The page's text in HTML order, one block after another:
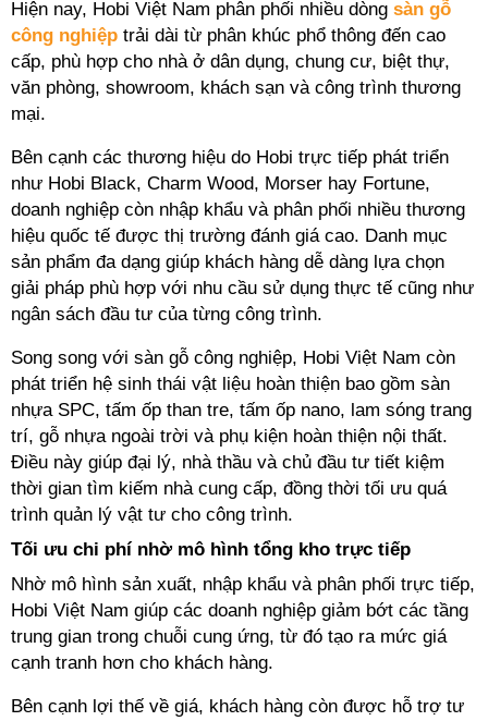
Hiện nay, Hobi Việt Nam phân phối nhiều dòng sàn gỗ
công nghiệp trải dài từ phân khúc phổ thông đến cao
cấp, phù hợp cho nhà ở dân dụng, chung cư, biệt thự,
văn phòng, showroom, khách sạn và công trình thương
mại.
Bên cạnh các thương hiệu do Hobi trực tiếp phát triển
như Hobi Black, Charm Wood, Morser hay Fortune,
doanh nghiệp còn nhập khẩu và phân phối nhiều thương
hiệu quốc tế được thị trường đánh giá cao. Danh mục
sản phẩm đa dạng giúp khách hàng dễ dàng lựa chọn
giải pháp phù hợp với nhu cầu sử dụng thực tế cũng như
ngân sách đầu tư của từng công trình.
Song song với sàn gỗ công nghiệp, Hobi Việt Nam còn
phát triển hệ sinh thái vật liệu hoàn thiện bao gồm sàn
nhựa SPC, tấm ốp than tre, tấm ốp nano, lam sóng trang
trí, gỗ nhựa ngoài trời và phụ kiện hoàn thiện nội thất.
Điều này giúp đại lý, nhà thầu và chủ đầu tư tiết kiệm
thời gian tìm kiếm nhà cung cấp, đồng thời tối ưu quá
trình quản lý vật tư cho công trình.
Tối ưu chi phí nhờ mô hình tổng kho trực tiếp
Nhờ mô hình sản xuất, nhập khẩu và phân phối trực tiếp,
Hobi Việt Nam giúp các doanh nghiệp giảm bớt các tầng
trung gian trong chuỗi cung ứng, từ đó tạo ra mức giá
cạnh tranh hơn cho khách hàng.
Bên cạnh lợi thế về giá, khách hàng còn được hỗ trợ tư